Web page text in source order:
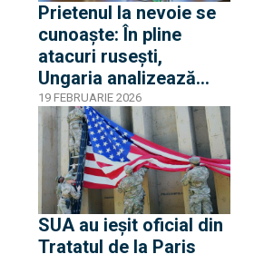
Prietenul la nevoie se
cunoaște: În pline
atacuri rusești,
Ungaria analizează
oprirea exporturilor de
electricitate şi gaze
către Ucraina
19 FEBRUARIE 2026
SUA au ieșit oficial din
Tratatul de la Paris